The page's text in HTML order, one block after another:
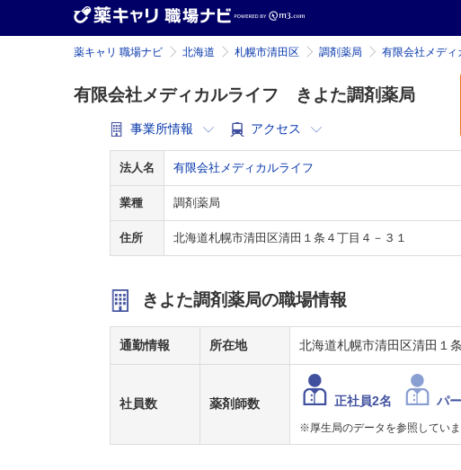
薬キャリ 職場ナビ 北海道 札幌市清田区 調剤薬局 有限会社メディ
有限会社メディカルライフ きよた調剤薬局
事業所情報 アクセス
法人名 有限会社メディカルライフ
業種 調剤薬局
住所 北海道札幌市清田区清田１条４丁目４－３１
きよた調剤薬局の職場情報
通勤情報 所在地 北海道札幌市清田区清田１
社員数 薬剤師数 正社員2名 パ
※厚生局のデータを参照してい